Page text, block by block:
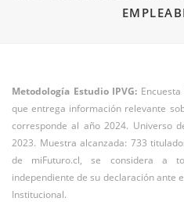
Metodología Estudio IPVG:
que entrega información relevante
corresponde al año 2024. Universo
2023. Muestra alcanzada: 733
de miFuturo.cl, se considera a
independiente de su declaración ante
Institucional.